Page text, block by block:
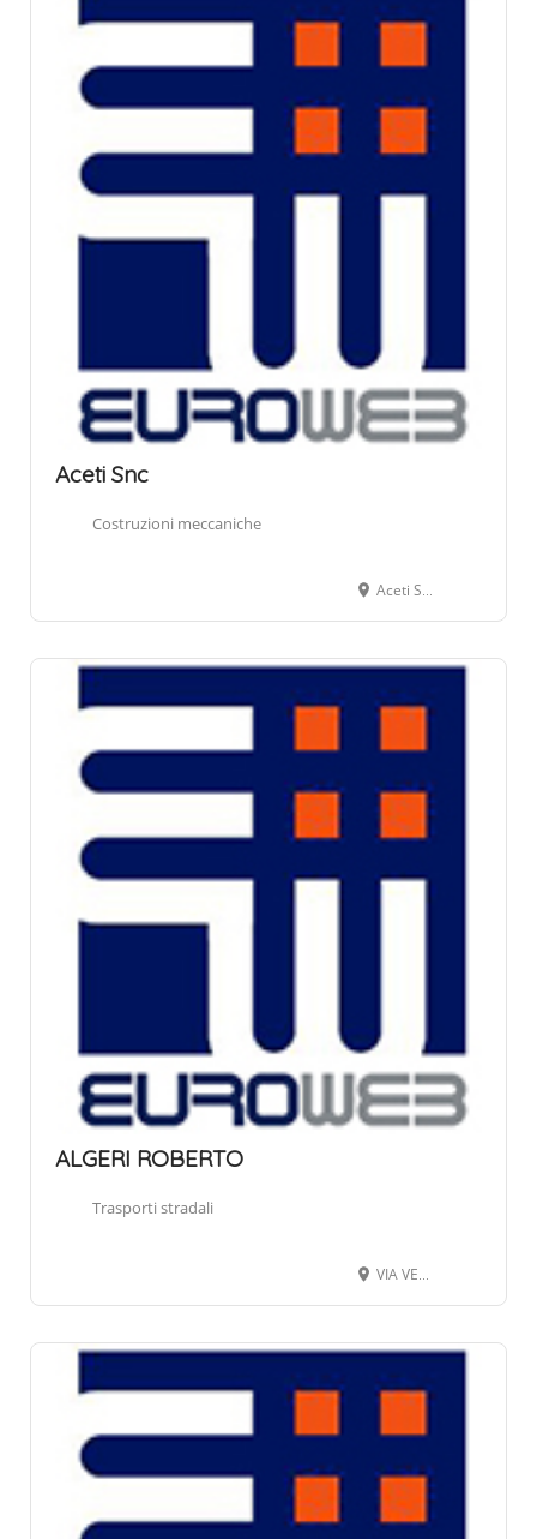
Aceti Snc
Costruzioni meccaniche
Aceti Snc
ALGERI ROBERTO
Trasporti stradali
VIA VERDI GIUSEPPE 10, 24068 SERIATE BG